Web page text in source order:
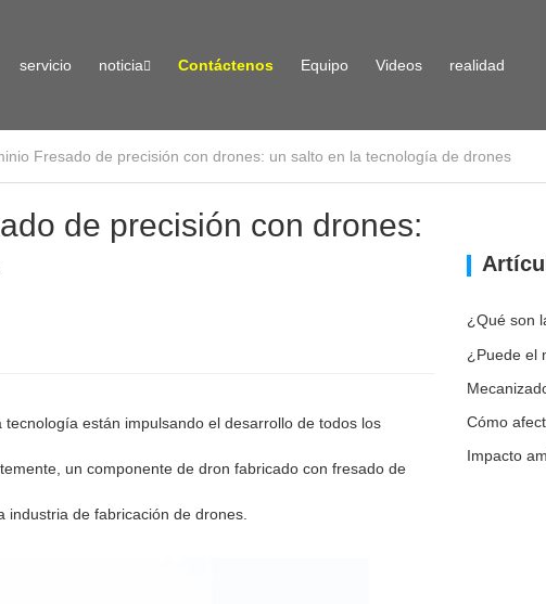
servicio noticia Contáctenos Equipo Videos realidad
Fresado de precisión con drones: un salto en la tecnología de drones
de precisión con drones:
están impulsando el desarrollo de todos los
un componente de dron fabricado con fresado de
de fabricación de drones.